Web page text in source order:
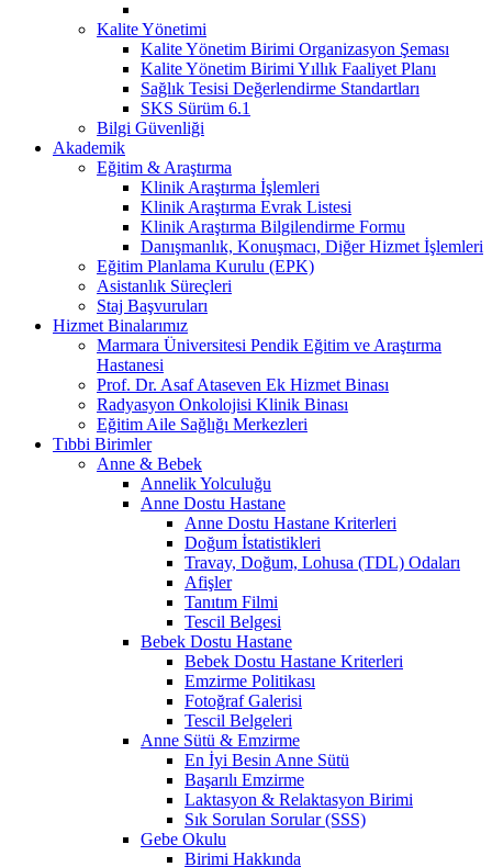
Kalite Yönetimi
Kalite Yönetim Birimi Organizasyon Şeması
Kalite Yönetim Birimi Yıllık Faaliyet Planı
Sağlık Tesisi Değerlendirme Standartları
SKS Sürüm 6.1
Bilgi Güvenliği
Akademik
Eğitim & Araştırma
Klinik Araştırma İşlemleri
Klinik Araştırma Evrak Listesi
Klinik Araştırma Bilgilendirme Formu
Danışmanlık, Konuşmacı, Diğer Hizmet İşlemleri
Eğitim Planlama Kurulu (EPK)
Asistanlık Süreçleri
Staj Başvuruları
Hizmet Binalarımız
Marmara Üniversitesi Pendik Eğitim ve Araştırma
Hastanesi
Prof. Dr. Asaf Ataseven Ek Hizmet Binası
Radyasyon Onkolojisi Klinik Binası
Eğitim Aile Sağlığı Merkezleri
Tıbbi Birimler
Anne & Bebek
Annelik Yolculuğu
Anne Dostu Hastane
Anne Dostu Hastane Kriterleri
Doğum İstatistikleri
Travay, Doğum, Lohusa (TDL) Odaları
Afişler
Tanıtım Filmi
Tescil Belgesi
Bebek Dostu Hastane
Bebek Dostu Hastane Kriterleri
Emzirme Politikası
Fotoğraf Galerisi
Tescil Belgeleri
Anne Sütü & Emzirme
En İyi Besin Anne Sütü
Başarılı Emzirme
Laktasyon & Relaktasyon Birimi
Sık Sorulan Sorular (SSS)
Gebe Okulu
Birimi Hakkında